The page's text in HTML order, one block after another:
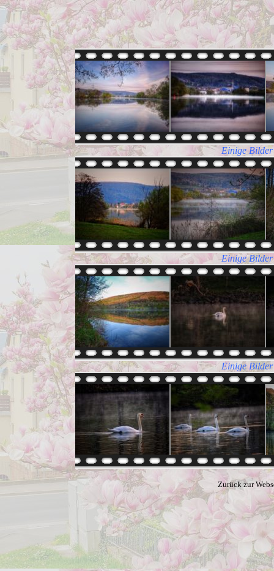
Einige
Einige Bilder
Einige
Zurück zur